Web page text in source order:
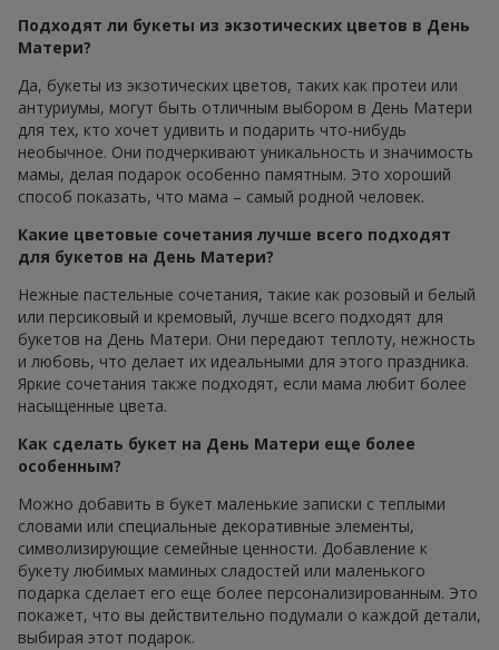
Подходят ли букеты из экзотических цветов в День
Матери?
Да, букеты из экзотических цветов, таких как протеи или
антуриумы, могут быть отличным выбором в День Матери
для тех, кто хочет удивить и подарить что-нибудь
необычное. Они подчеркивают уникальность и значимость
мамы, делая подарок особенно памятным. Это хороший
способ показать, что мама – самый родной человек.
Какие цветовые сочетания лучше всего подходят
для букетов на День Матери?
Нежные пастельные сочетания, такие как розовый и белый
или персиковый и кремовый, лучше всего подходят для
букетов на День Матери. Они передают теплоту, нежность
и любовь, что делает их идеальными для этого праздника.
Яркие сочетания также подходят, если мама любит более
насыщенные цвета.
Как сделать букет на День Матери еще более
особенным?
Можно добавить в букет маленькие записки с теплыми
словами или специальные декоративные элементы,
символизирующие семейные ценности. Добавление к
букету любимых маминых сладостей или маленького
подарка сделает его еще более персонализированным. Это
покажет, что вы действительно подумали о каждой детали,
выбирая этот подарок.